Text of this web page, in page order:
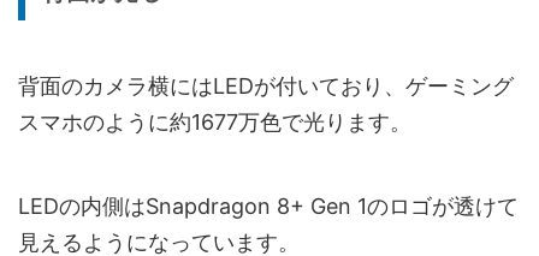
背面のカメラ横にはLEDが付いており、ゲーミング
スマホのように約1677万色で光ります。
LEDの内側はSnapdragon 8+ Gen 1のロゴが透けて
見えるようになっています。